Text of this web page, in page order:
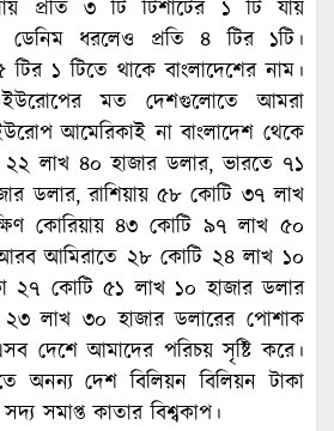
প্রতি ৩ টি টিশার্টের ১ টি যায়
ডেনিম ধরলেও প্রতি ৪ টির ১টি।
৫ টির ১ টিতে থাকে বাংলাদেশের নাম।
ইউরোপের মত দেশগুলোতে আমরা
আমেরিকাই না বাংলাদেশ থেকে
২২ লাখ ৪০ হাজার ডলার, ভারতে ৭১
ডলার, রাশিয়ায় ৫৮ কোটি ৩৭ লাখ
কোরিয়ায় ৪৩ কোটি ৯৭ লাখ ৫০
আমিরাতে ২৮ কোটি ২৪ লাখ ১০
২৭ কোটি ৫১ লাখ ১০ হাজার ডলার
লাখ ৩০ হাজার ডলারের পোশাক
দেশে আমাদের পরিচয় সৃষ্টি করে।
অনন্য দেশ বিলিয়ন বিলিয়ন টাকা
সমাপ্ত কাতার বিশ্বকাপ।